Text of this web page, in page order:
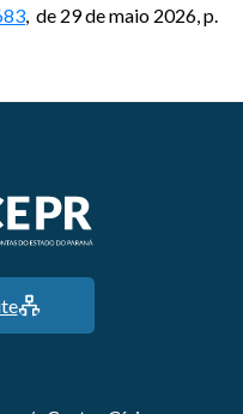
, de 29 de maio 2026, p.